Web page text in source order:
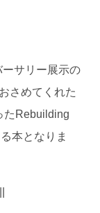
サリー展示の
さめてくれた
たRebuilding
本となりま